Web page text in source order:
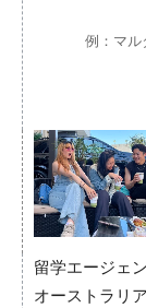
例：マル
留学エージェ
オーストラリ